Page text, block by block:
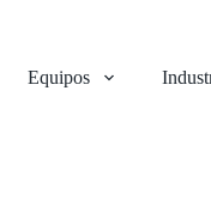
Equipos